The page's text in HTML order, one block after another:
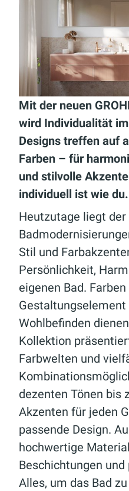
Mit der neuen
wird Individualität
Designs treffen auf
Farben – für
und stilvolle
individuell ist wie du.
Heutzutage liegt der
Stil und
Persönlichkeit,
eigenen Bad.
Wohlbefinden
Kollektion
Farbwelten und
dezenten Tönen bis
Akzenten für jeden
passende Design.
hochwertige
Beschichtungen
Alles, um das Bad